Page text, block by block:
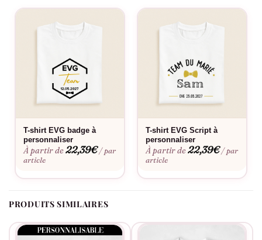
Comment se distingue ce modèle ?
pour un rendu intemporel.
Le flocage est-il fait en France ?
Oui, dans notre atelier en France, à la commande.
Fabriqué à la commande, floqué en France.
T-shirt EVG badge à
personnaliser
À partir de22,39€ / par
article
T-shirt EVG Script à
personnaliser
À partir de22,39€ / par
article
PRODUITS SIMILAIRES